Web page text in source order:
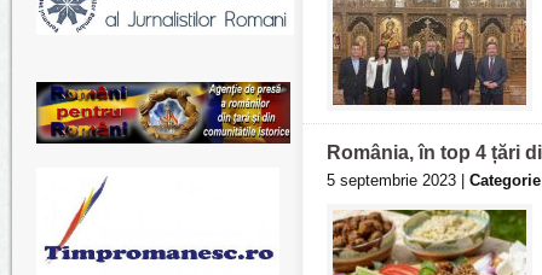
România, în top 4 țări
5 septembrie 2023 |